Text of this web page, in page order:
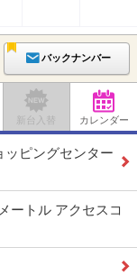
バックナンバー
新台入替 カレンダー
ッピングセンター
ートル アクセスコ